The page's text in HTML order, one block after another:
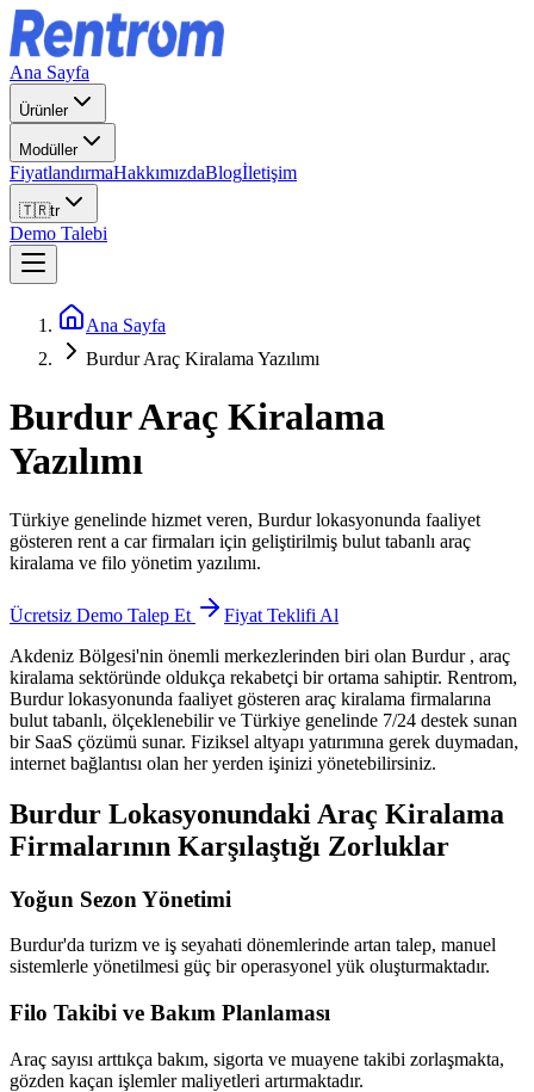
Ana Sayfa
Ürünler
Modüller
FiyatlandırmaHakkımızdaBlogİletişim
🇹🇷tr
Demo Talebi
Ana Sayfa
Burdur Araç Kiralama Yazılımı
BurdurAraç Kiralama
Yazılımı
Türkiye genelinde hizmet veren, Burdur lokasyonunda faaliyet
gösteren rent a car firmaları için geliştirilmiş bulut tabanlı araç
kiralama ve filo yönetim yazılımı.
Ücretsiz Demo Talep Et
Fiyat Teklifi Al
Akdeniz Bölgesi'nin önemli merkezlerinden biri olan Burdur , araç
kiralama sektöründe oldukça rekabetçi bir ortama sahiptir. Rentrom,
Burdur lokasyonunda faaliyet gösteren araç kiralama firmalarına
bulut tabanlı, ölçeklenebilir ve Türkiye genelinde 7/24 destek sunan
bir SaaS çözümü sunar. Fiziksel altyapı yatırımına gerek duymadan,
internet bağlantısı olan her yerden işinizi yönetebilirsiniz.
Burdur Lokasyonundaki Araç Kiralama
Firmalarının Karşılaştığı Zorluklar
Yoğun Sezon Yönetimi
Burdur'da turizm ve iş seyahati dönemlerinde artan talep, manuel
sistemlerle yönetilmesi güç bir operasyonel yük oluşturmaktadır.
Filo Takibi ve Bakım Planlaması
Araç sayısı arttıkça bakım, sigorta ve muayene takibi zorlaşmakta,
gözden kaçan işlemler maliyetleri artırmaktadır.